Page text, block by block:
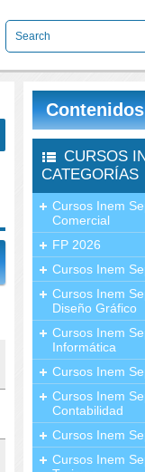
CURSOS
CATEGORÍAS
Cursos Inem
Comercial
FP 2026
Cursos Inem
Cursos Inem
Diseño Gráfico
Cursos Inem
Informática
Cursos Inem
Cursos Inem
Contabilidad
Cursos Inem
Cursos Inem